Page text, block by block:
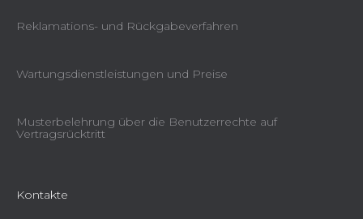
Reklamations- und Rückgabeverfahren
Wartungsdienstleistungen und Preise
Musterbelehrung über die Benutzerrechte auf
Vertragsrücktritt
Kontakte